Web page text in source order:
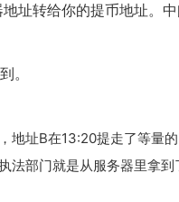
址转给你的提币地址。
。
地址B在13:20提走了等量
法部门就是从服务器里拿到